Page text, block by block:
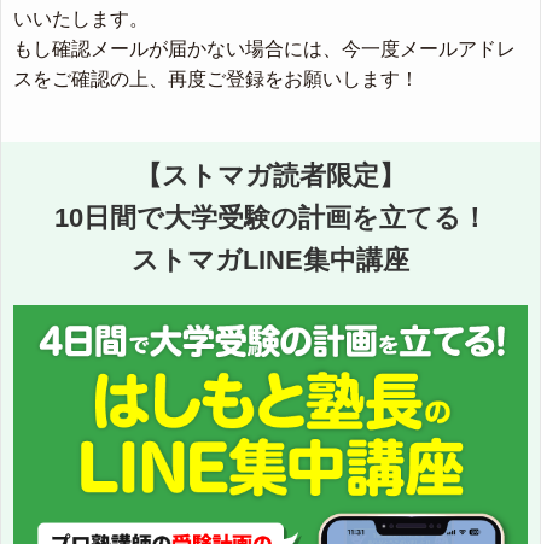
いいたします。
もし確認メールが届かない場合には、今一度メールアドレ
スをご確認の上、再度ご登録をお願いします！
【ストマガ読者限定】
10日間で大学受験の計画を立てる！
ストマガLINE集中講座